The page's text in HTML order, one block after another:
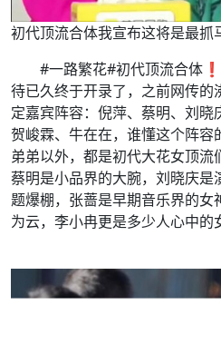
初代顶流合体我宣布这将是最抓
#一路繁花#初代顶流合体❗
待已久终于开录了，之前网传的
定嘉宾阵容：倪萍、蔡明、刘晓
贺峻霖、牛在在，谁懂这个阵容
弟弟以外，都是初代大花女顶流
蔡明是小品界的大腕，刘晓庆
题爆棚，张蔷是早期音乐界的
为云，李小冉更是多少人心中的